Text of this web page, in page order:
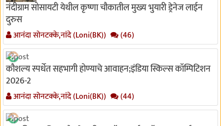
नंदीग्राम सोसायटी येथील कृष्णा चौकातील मुख्य भुयारी ड्रेनेज लाईन
दुरुस
आनंदा सोनटक्के,नांदे (Loni(BK)) (46)
कौशल्य स्पर्धेत सहभागी होण्याचे आवाहन;इंडिया स्किल्स कॉम्पिटिशन
2026-2
आनंदा सोनटक्के,नांदे (Loni(BK)) (44)